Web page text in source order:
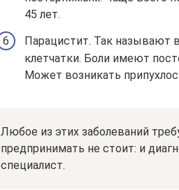
45 лет.
Парацистит. Так называют
клетчатки. Боли имеют
Может возникать
Любое из этих заболеваний
предпринимать не стоит: и
специалист.